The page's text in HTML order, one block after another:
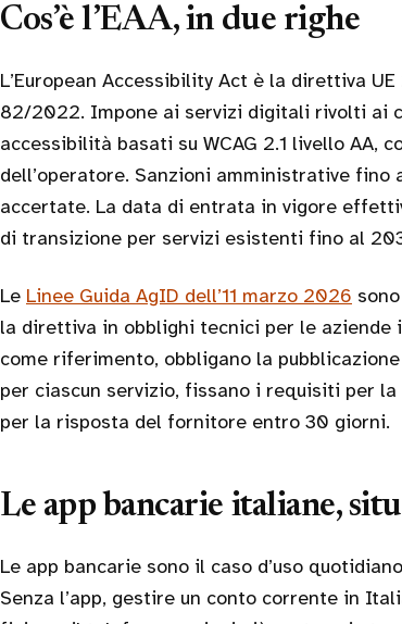
Cos’è l’EAA, in due righe
L’European Accessibility Act è la direttiva
82/2022. Impone ai servizi digitali rivolti ai
accessibilità basati su WCAG 2.1 livello AA,
dell’operatore. Sanzioni amministrative
accertate. La data di entrata in vigore
di transizione per servizi esistenti fino al
Le Linee Guida AgID dell’11 marzo 2026
la direttiva in obblighi tecnici per le aziende
come riferimento, obbligano la
per ciascun servizio, fissano i requisiti per
per la risposta del fornitore entro 30 giorni.
Le app bancarie italiane,
Le app bancarie sono il caso d’uso
Senza l’app, gestire un conto corrente in